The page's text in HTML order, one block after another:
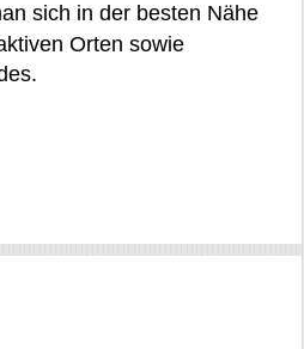
sich in der besten Nähe
Orten sowie